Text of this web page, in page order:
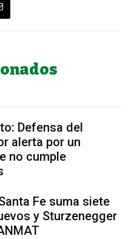
Defensa del
alerta por un
no cumple
Fe suma siete
y Sturzenegger